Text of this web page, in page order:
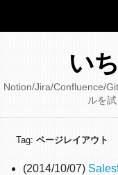
い
Notion/Jira/Confluence/
ルを
Tag: ページレイアウト
(2014/10/07)